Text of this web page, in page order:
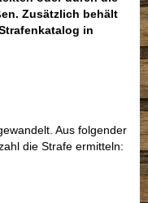
Zusätzlich behält
in
Aus folgender
die Strafe ermitteln: